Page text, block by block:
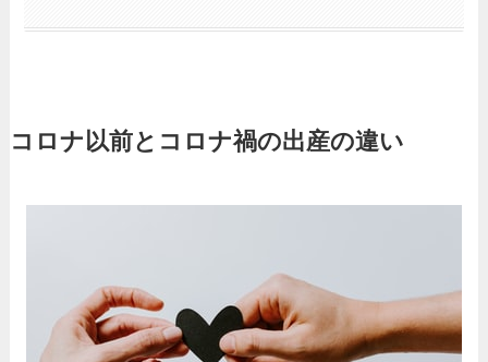
コロナ以前とコロナ禍の出産の違い